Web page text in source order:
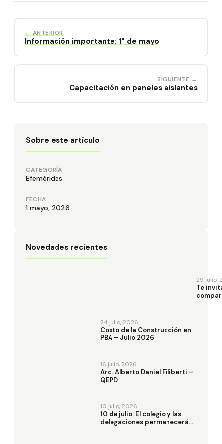
← ANTERIOR
Información importante: 1° de mayo
SIGUIENTE →
Capacitación en paneles aislantes
Sobre este artículo
CATEGORÍA
Efemérides
FECHA
1 mayo, 2026
Novedades recientes
29 julio,
Te
24 julio, 2026
Costo de la Construcción en
PBA – Julio 2026
16 julio, 2026
Arq. Alberto Daniel Filiberti –
QEPD
10 julio, 2026
10 de julio: El colegio y las
delegaciones permanecerán